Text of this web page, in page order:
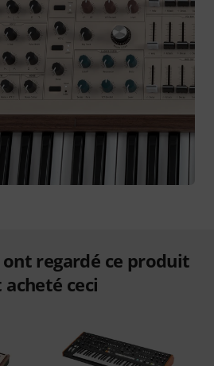
regardé ce produit
acheté ceci